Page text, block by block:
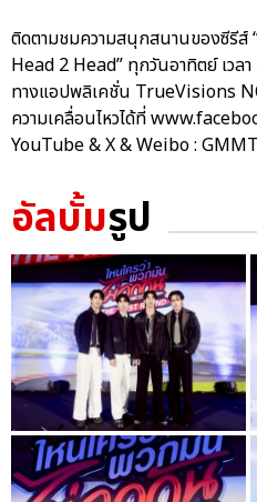
ติดตามชมความสนุกสนานของซีรีส์
Head 2 Head” ทุกวันอาทิตย์ เวล
ทางแอปพลิเคชั่น TrueVisions
ความเคลื่อนไหวได้ที่
YouTube & X & Weibo :
อัลบั้มรูป